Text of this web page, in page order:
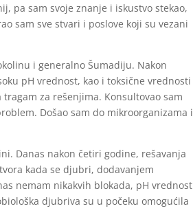
pa sam svoje znanje i iskustvo stekao,
sam sve stvari i poslove koji su vezani
i generalno Šumadiju. Nakon
pH vrednost, kao i toksične vrednosti
za rešenjima. Konsultovao sam
Došao sam do mikroorganizama i
Danas nakon četiri godine, rešavanja
kada se djubri, dodavanjem
nemam nikakvih blokada, pH vrednost
djubriva su u počeku omogućila